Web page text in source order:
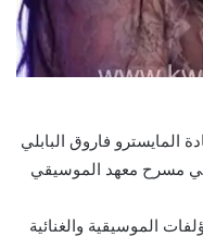
المايسترو فاروق البابلي
مساء الجمعة ١٠ يناير علي مسرح معهد الموسيقي
الموسيقية والغنائية